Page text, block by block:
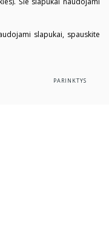
slapukai, spauskite
PARINKTYS